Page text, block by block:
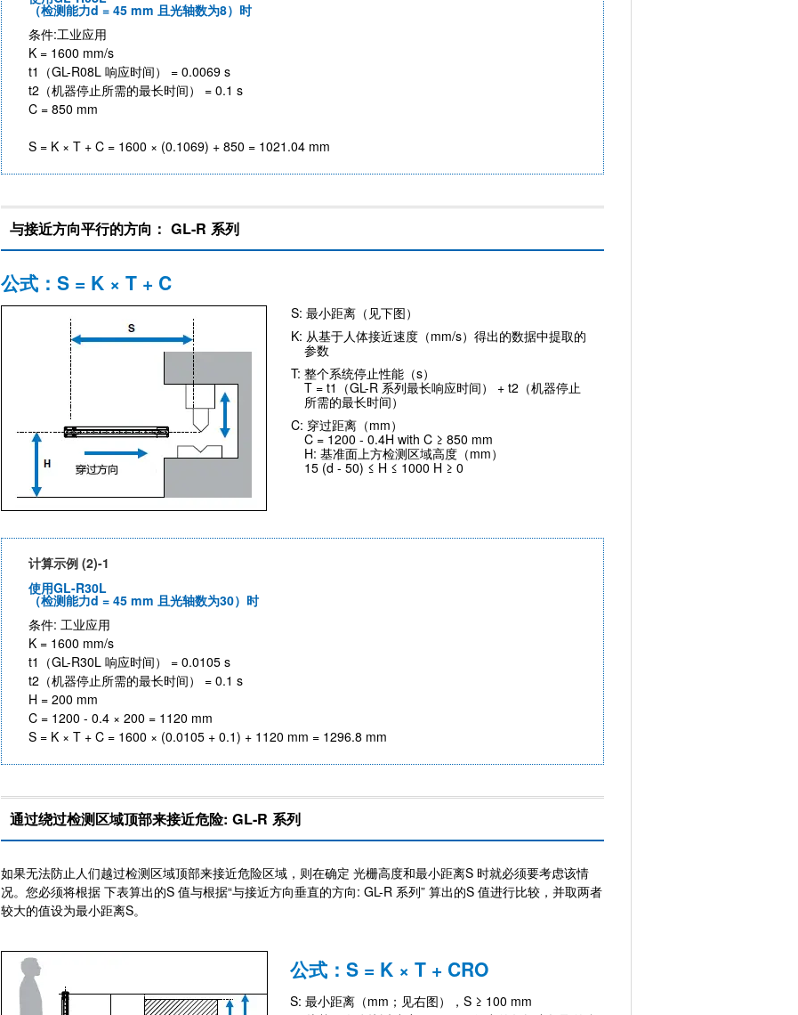
（检测能力d = 45 mm 且光轴数为8）时
条件:工业应用
K = 1600 mm/s
t1（GL-R08L 响应时间） = 0.0069 s
t2（机器停止所需的最长时间） = 0.1 s
C = 850 mm
S = K × T + C = 1600 × (0.1069) + 850 = 1021.04 mm
与接近方向平行的方向： GL-R 系列
公式：S = K × T + C
S: 最小距离（见下图）
K: 从基于人体接近速度（mm/s）得出的数据中提取的
参数
T: 整个系统停止性能（s）
T = t1（GL-R 系列最长响应时间） + t2（机器停止
所需的最长时间）
C: 穿过距离（mm）
C = 1200 - 0.4H with C ≥ 850 mm
H: 基准面上方检测区域高度（mm）
15 (d - 50) ≤ H ≤ 1000 H ≥ 0
计算示例 (2)-1
使用GL-R30L
（检测能力d = 45 mm 且光轴数为30）时
条件: 工业应用
K = 1600 mm/s
t1（GL-R30L 响应时间） = 0.0105 s
t2（机器停止所需的最长时间） = 0.1 s
H = 200 mm
C = 1200 - 0.4 × 200 = 1120 mm
S = K × T + C = 1600 × (0.0105 + 0.1) + 1120 mm = 1296.8 mm
通过绕过检测区域顶部来接近危险: GL-R 系列
如果无法防止人们越过检测区域顶部来接近危险区域，则在确定 光栅高度和最小距离S 时就必须要考虑该情
况。您必须将根据 下表算出的S 值与根据“与接近方向垂直的方向: GL-R 系列” 算出的S 值进行比较，并取两者
较大的值设为最小距离S。
公式：S = K × T + CRO
S: 最小距离（mm；见右图），S ≥ 100 mm